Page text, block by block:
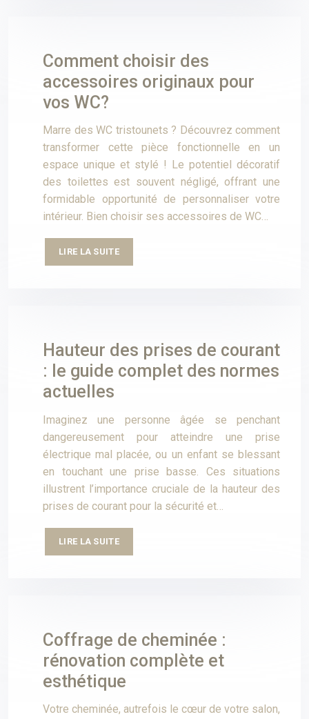
Comment choisir des
accessoires originaux pour
vos WC?
Marre des WC tristounets ? Découvrez comment
transformer cette pièce fonctionnelle en un
espace unique et stylé ! Le potentiel décoratif
des toilettes est souvent négligé, offrant une
formidable opportunité de personnaliser votre
intérieur. Bien choisir ses accessoires de WC…
LIRE LA SUITE
Hauteur des prises de courant
: le guide complet des normes
actuelles
Imaginez une personne âgée se penchant
dangereusement pour atteindre une prise
électrique mal placée, ou un enfant se blessant
en touchant une prise basse. Ces situations
illustrent l’importance cruciale de la hauteur des
prises de courant pour la sécurité et…
LIRE LA SUITE
Coffrage de cheminée :
rénovation complète et
esthétique
Votre cheminée, autrefois le cœur de votre salon,